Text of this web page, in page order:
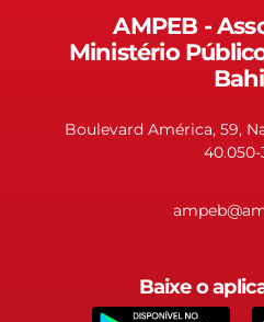
AMPEB -
Ministério
Boulevard América, 59,
40.050-
Baixe o